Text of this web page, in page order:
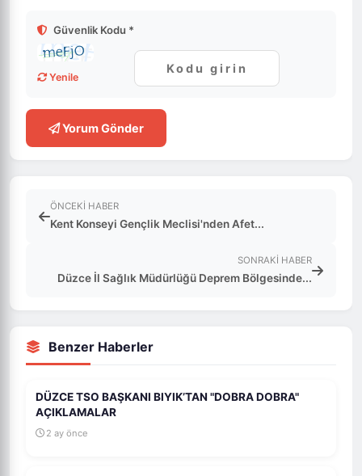
Güvenlik Kodu *
Yenile
Yorum Gönder
ÖNCEKI HABER
Kent Konseyi Gençlik Meclisi'nden Afet...
SONRAKI HABER
Düzce İl Sağlık Müdürlüğü Deprem Bölgesinde...
Benzer Haberler
DÜZCE TSO BAŞKANI BIYIK’TAN "DOBRA DOBRA"
AÇIKLAMALAR
2 ay önce